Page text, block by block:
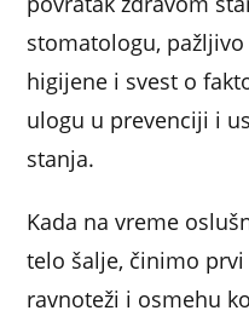
stomatologu,
higijene i svest o
ulogu u prevenciji i
stanja.
Kada na vreme
telo šalje, činimo prvi
ravnoteži i osmehu